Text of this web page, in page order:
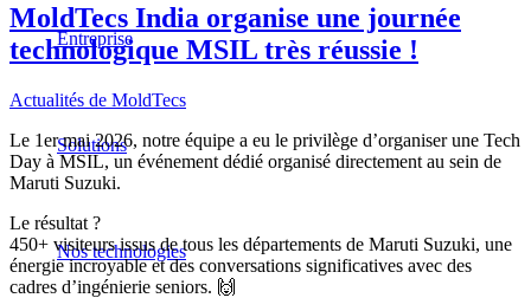
Entreprise
Solutions
Nos technologies
MoldTecs India organise une journée
technologique MSIL très réussie !
Actualités de MoldTecs
Le 1er mai 2026, notre équipe a eu le privilège d’organiser une Tech
Day à MSIL, un événement dédié organisé directement au sein de
Maruti Suzuki.
Le résultat ?
450+ visiteurs issus de tous les départements de Maruti Suzuki, une
énergie incroyable et des conversations significatives avec des
cadres d’ingénierie seniors. 🙌